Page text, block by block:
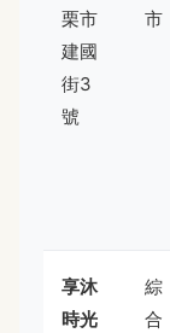
栗市
建國
街3
號
市
享沐
時光
綜
合